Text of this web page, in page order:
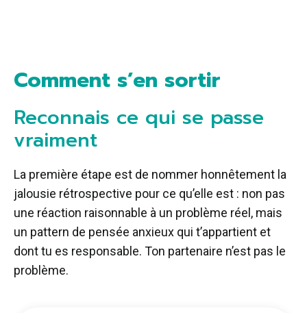
Comment s’en sortir
Reconnais ce qui se passe
vraiment
La première étape est de nommer honnêtement la
jalousie rétrospective pour ce qu’elle est : non pas
une réaction raisonnable à un problème réel, mais
un pattern de pensée anxieux qui t’appartient et
dont tu es responsable. Ton partenaire n’est pas le
problème.